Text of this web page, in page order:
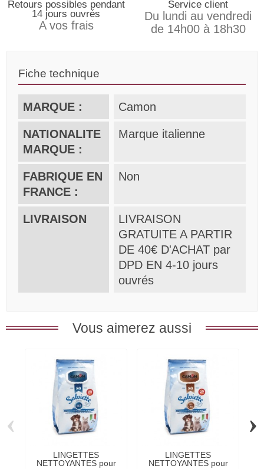
Retours possibles pendant
14 jours ouvrés
A vos frais
Service client
Du lundi au vendredi
de 14h00 à 18h30
Fiche technique
MARQUE : Camon
NATIONALITE
MARQUE :
Marque italienne
FABRIQUE EN
FRANCE :
Non
LIVRAISON
LIVRAISON
GRATUITE A PARTIR
DE 40€ D'ACHAT par
DPD EN 4-10 jours
ouvrés
Vous aimerez aussi
LINGETTES
NETTOYANTES pour
LINGETTES
NETTOYANTES pour
‹ ›